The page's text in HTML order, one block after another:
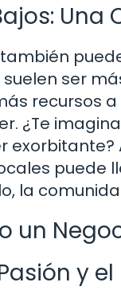
ser
recursos
¿Te
puede
la
un
y